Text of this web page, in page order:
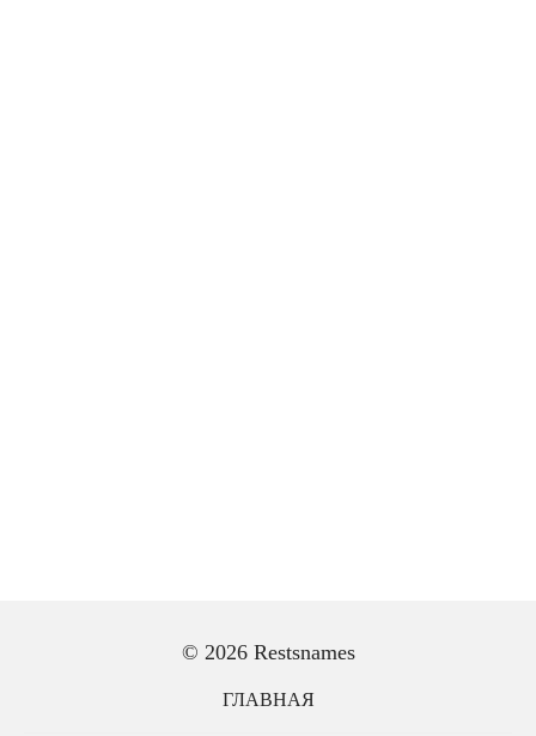
© 2026 Restsnames
ГЛАВНАЯ